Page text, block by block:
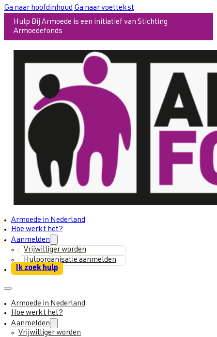
Ga naar hoofdinhoud Ga naar voettekst
Hulp Bij Armoede is een initiatief van Stichting
Armoedefonds
Armoede in Nederland
Hoe werkt het?
Aanmelden
Vrijwilliger worden
Hulporganisatie aanmelden
Ik zoek hulp
Armoede in Nederland
Hoe werkt het?
Aanmelden
Vrijwilliger worden